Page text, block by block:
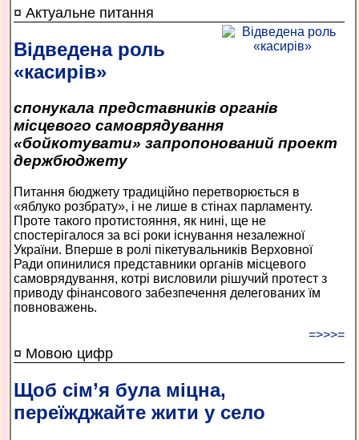
¤ Актуальне питання
Відведена роль
«касирів»
спонукала представників органів
місцевого самоврядування
«бойкотувати» запропонований проект
держбюджету
Питання бюджету традиційно перетворюється в
«яблуко розбрату», і не лише в стінах парламенту.
Проте такого протистояння, як нині, ще не
спостерігалося за всі роки існування незалежної
України. Вперше в ролі пікетувальників Верховної
Ради опинилися представники органів місцевого
самоврядування, котрі висловили рішучий протест з
приводу фінансового забезпечення делегованих їм
повноважень.
=>>>=
¤ Мовою цифр
Щоб сім’я була міцна,
переїжджайте жити у село